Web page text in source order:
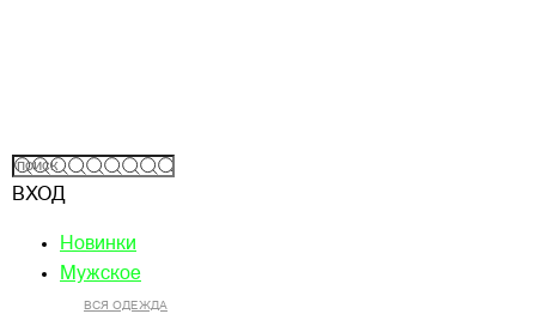
ВХОД
Новинки
Мужское
ВСЯ ОДЕЖДА